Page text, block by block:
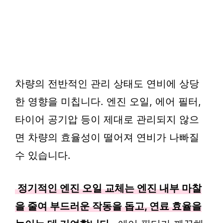
차량의 전반적인 관리 상태도 연비에 상당
한 영향을 미칩니다. 엔진 오일, 에어 필터,
타이어 공기압 등이 제대로 관리되지 않으
면 차량의 효율성이 떨어져 연비가 나빠질
수 있습니다.
정기적인 엔진 오일 교체는 엔진 내부 마찰
을 줄여 부드러운 작동을 돕고, 연료 효율을